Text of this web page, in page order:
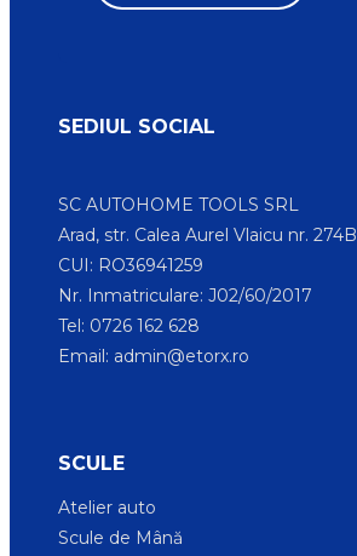
SEDIUL SOCIAL
SC AUTOHOME TOOLS SRL
Arad, str. Calea Aurel Vlaicu nr. 274B
CUI: RO36941259
Nr. Inmatriculare: J02/60/2017
Tel: 0726 162 628
Email: admin@etorx.ro
SCULE
Atelier auto
Scule de Mână